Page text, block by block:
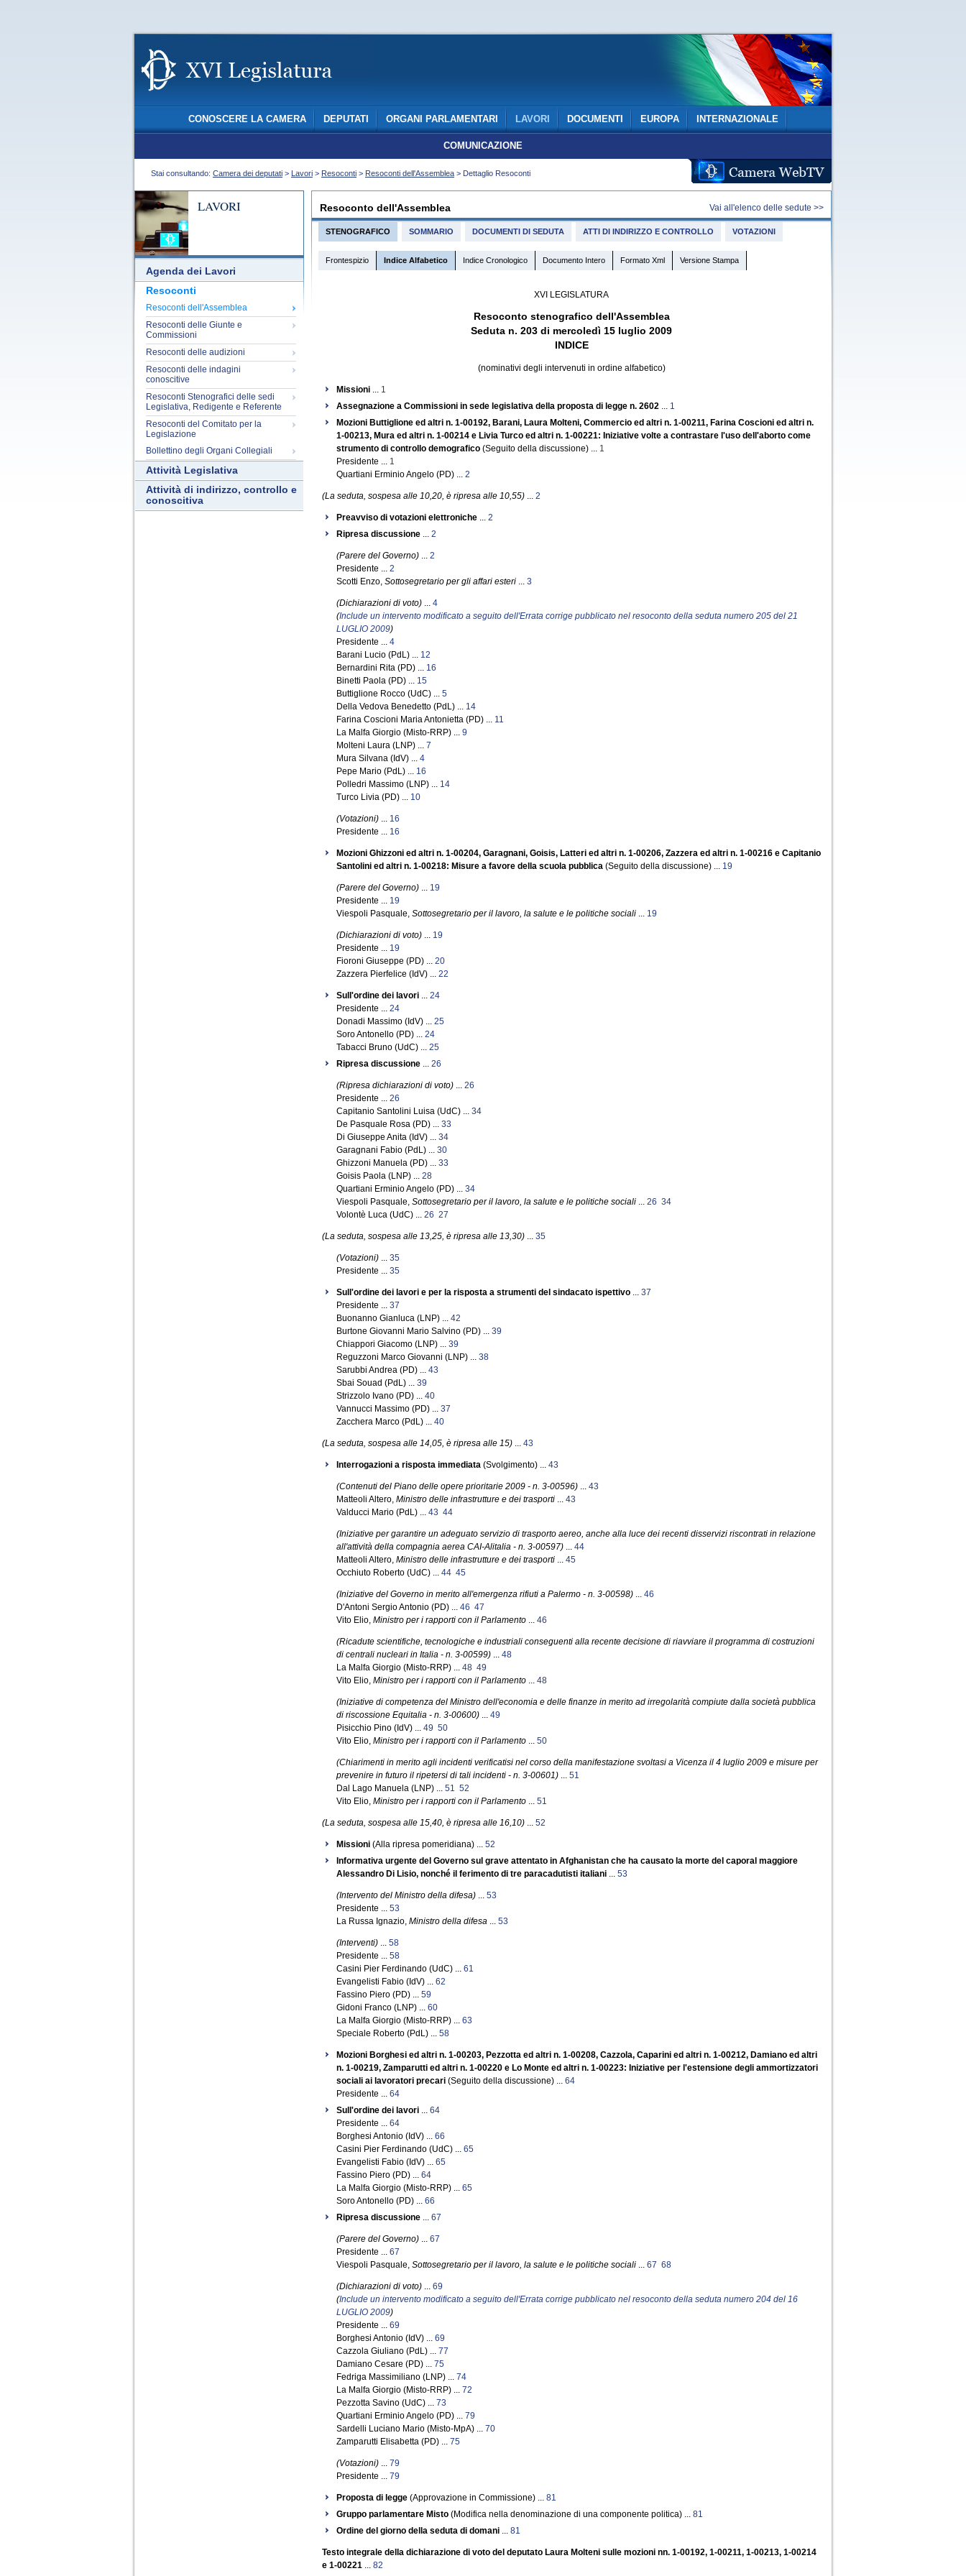
CONOSCERE LA CAMERA DEPUTATI ORGANI PARLAMENTARI LAVORI DOCUMENTI EUROPA INTERNAZIONALE
COMUNICAZIONE
Stai consultando: Camera dei deputati > Lavori > Resoconti > Resoconti dell'Assemblea > Dettaglio Resoconti
LAVORI
Agenda dei Lavori
Resoconti
Resoconti dell'Assemblea
Resoconti delle Giunte e
Commissioni
Resoconti delle audizioni
Resoconti delle indagini
conoscitive
Resoconti Stenografici delle sedi
Legislativa, Redigente e Referente
Resoconti del Comitato per la
Legislazione
Bollettino degli Organi Collegiali
Attività Legislativa
Attività di indirizzo, controllo e
conoscitiva
Resoconto dell'Assemblea Vai all'elenco delle sedute >>
STENOGRAFICO SOMMARIO DOCUMENTI DI SEDUTA ATTI DI INDIRIZZO E CONTROLLO VOTAZIONI
Frontespizio Indice Alfabetico Indice Cronologico Documento Intero Formato Xml Versione Stampa
XVI LEGISLATURA
Resoconto stenografico dell'Assemblea
Seduta n. 203 di mercoledì 15 luglio 2009
INDICE
(nominativi degli intervenuti in ordine alfabetico)
Missioni ... 1
Assegnazione a Commissioni in sede legislativa della proposta di legge n. 2602 ... 1
Mozioni Buttiglione ed altri n. 1-00192, Barani, Laura Molteni, Commercio ed altri n. 1-00211, Farina Coscioni ed altri n.
1-00213, Mura ed altri n. 1-00214 e Livia Turco ed altri n. 1-00221: Iniziative volte a contrastare l'uso dell'aborto come
strumento di controllo demografico (Seguito della discussione) ... 1
Presidente ... 1
Quartiani Erminio Angelo (PD) ... 2
(La seduta, sospesa alle 10,20, è ripresa alle 10,55) ... 2
Preavviso di votazioni elettroniche ... 2
Ripresa discussione ... 2
(Parere del Governo) ... 2
Presidente ... 2
Scotti Enzo, Sottosegretario per gli affari esteri ... 3
(Dichiarazioni di voto) ... 4
(Include un intervento modificato a seguito dell'Errata corrige pubblicato nel resoconto della seduta numero 205 del 21
LUGLIO 2009)
Presidente ... 4
Barani Lucio (PdL) ... 12
Bernardini Rita (PD) ... 16
Binetti Paola (PD) ... 15
Buttiglione Rocco (UdC) ... 5
Della Vedova Benedetto (PdL) ... 14
Farina Coscioni Maria Antonietta (PD) ... 11
La Malfa Giorgio (Misto-RRP) ... 9
Molteni Laura (LNP) ... 7
Mura Silvana (IdV) ... 4
Pepe Mario (PdL) ... 16
Polledri Massimo (LNP) ... 14
Turco Livia (PD) ... 10
(Votazioni) ... 16
Presidente ... 16
Mozioni Ghizzoni ed altri n. 1-00204, Garagnani, Goisis, Latteri ed altri n. 1-00206, Zazzera ed altri n. 1-00216 e Capitanio
Santolini ed altri n. 1-00218: Misure a favore della scuola pubblica (Seguito della discussione) ... 19
(Parere del Governo) ... 19
Presidente ... 19
Viespoli Pasquale, Sottosegretario per il lavoro, la salute e le politiche sociali ... 19
(Dichiarazioni di voto) ... 19
Presidente ... 19
Fioroni Giuseppe (PD) ... 20
Zazzera Pierfelice (IdV) ... 22
Sull'ordine dei lavori ... 24
Presidente ... 24
Donadi Massimo (IdV) ... 25
Soro Antonello (PD) ... 24
Tabacci Bruno (UdC) ... 25
Ripresa discussione ... 26
(Ripresa dichiarazioni di voto) ... 26
Presidente ... 26
Capitanio Santolini Luisa (UdC) ... 34
De Pasquale Rosa (PD) ... 33
Di Giuseppe Anita (IdV) ... 34
Garagnani Fabio (PdL) ... 30
Ghizzoni Manuela (PD) ... 33
Goisis Paola (LNP) ... 28
Quartiani Erminio Angelo (PD) ... 34
Viespoli Pasquale, Sottosegretario per il lavoro, la salute e le politiche sociali ... 26 34
Volontè Luca (UdC) ... 26 27
(La seduta, sospesa alle 13,25, è ripresa alle 13,30) ... 35
(Votazioni) ... 35
Presidente ... 35
Sull'ordine dei lavori e per la risposta a strumenti del sindacato ispettivo ... 37
Presidente ... 37
Buonanno Gianluca (LNP) ... 42
Burtone Giovanni Mario Salvino (PD) ... 39
Chiappori Giacomo (LNP) ... 39
Reguzzoni Marco Giovanni (LNP) ... 38
Sarubbi Andrea (PD) ... 43
Sbai Souad (PdL) ... 39
Strizzolo Ivano (PD) ... 40
Vannucci Massimo (PD) ... 37
Zacchera Marco (PdL) ... 40
(La seduta, sospesa alle 14,05, è ripresa alle 15) ... 43
Interrogazioni a risposta immediata (Svolgimento) ... 43
(Contenuti del Piano delle opere prioritarie 2009 - n. 3-00596) ... 43
Matteoli Altero, Ministro delle infrastrutture e dei trasporti ... 43
Valducci Mario (PdL) ... 43 44
(Iniziative per garantire un adeguato servizio di trasporto aereo, anche alla luce dei recenti disservizi riscontrati in relazione
all'attività della compagnia aerea CAI-Alitalia - n. 3-00597) ... 44
Matteoli Altero, Ministro delle infrastrutture e dei trasporti ... 45
Occhiuto Roberto (UdC) ... 44 45
(Iniziative del Governo in merito all'emergenza rifiuti a Palermo - n. 3-00598) ... 46
D'Antoni Sergio Antonio (PD) ... 46 47
Vito Elio, Ministro per i rapporti con il Parlamento ... 46
(Ricadute scientifiche, tecnologiche e industriali conseguenti alla recente decisione di riavviare il programma di costruzioni
di centrali nucleari in Italia - n. 3-00599) ... 48
La Malfa Giorgio (Misto-RRP) ... 48 49
Vito Elio, Ministro per i rapporti con il Parlamento ... 48
(Iniziative di competenza del Ministro dell'economia e delle finanze in merito ad irregolarità compiute dalla società pubblica
di riscossione Equitalia - n. 3-00600) ... 49
Pisicchio Pino (IdV) ... 49 50
Vito Elio, Ministro per i rapporti con il Parlamento ... 50
(Chiarimenti in merito agli incidenti verificatisi nel corso della manifestazione svoltasi a Vicenza il 4 luglio 2009 e misure per
prevenire in futuro il ripetersi di tali incidenti - n. 3-00601) ... 51
Dal Lago Manuela (LNP) ... 51 52
Vito Elio, Ministro per i rapporti con il Parlamento ... 51
(La seduta, sospesa alle 15,40, è ripresa alle 16,10) ... 52
Missioni (Alla ripresa pomeridiana) ... 52
Informativa urgente del Governo sul grave attentato in Afghanistan che ha causato la morte del caporal maggiore
Alessandro Di Lisio, nonché il ferimento di tre paracadutisti italiani ... 53
(Intervento del Ministro della difesa) ... 53
Presidente ... 53
La Russa Ignazio, Ministro della difesa ... 53
(Interventi) ... 58
Presidente ... 58
Casini Pier Ferdinando (UdC) ... 61
Evangelisti Fabio (IdV) ... 62
Fassino Piero (PD) ... 59
Gidoni Franco (LNP) ... 60
La Malfa Giorgio (Misto-RRP) ... 63
Speciale Roberto (PdL) ... 58
Mozioni Borghesi ed altri n. 1-00203, Pezzotta ed altri n. 1-00208, Cazzola, Caparini ed altri n. 1-00212, Damiano ed altri
n. 1-00219, Zamparutti ed altri n. 1-00220 e Lo Monte ed altri n. 1-00223: Iniziative per l'estensione degli ammortizzatori
sociali ai lavoratori precari (Seguito della discussione) ... 64
Presidente ... 64
Sull'ordine dei lavori ... 64
Presidente ... 64
Borghesi Antonio (IdV) ... 66
Casini Pier Ferdinando (UdC) ... 65
Evangelisti Fabio (IdV) ... 65
Fassino Piero (PD) ... 64
La Malfa Giorgio (Misto-RRP) ... 65
Soro Antonello (PD) ... 66
Ripresa discussione ... 67
(Parere del Governo) ... 67
Presidente ... 67
Viespoli Pasquale, Sottosegretario per il lavoro, la salute e le politiche sociali ... 67 68
(Dichiarazioni di voto) ... 69
(Include un intervento modificato a seguito dell'Errata corrige pubblicato nel resoconto della seduta numero 204 del 16
LUGLIO 2009)
Presidente ... 69
Borghesi Antonio (IdV) ... 69
Cazzola Giuliano (PdL) ... 77
Damiano Cesare (PD) ... 75
Fedriga Massimiliano (LNP) ... 74
La Malfa Giorgio (Misto-RRP) ... 72
Pezzotta Savino (UdC) ... 73
Quartiani Erminio Angelo (PD) ... 79
Sardelli Luciano Mario (Misto-MpA) ... 70
Zamparutti Elisabetta (PD) ... 75
(Votazioni) ... 79
Presidente ... 79
Proposta di legge (Approvazione in Commissione) ... 81
Gruppo parlamentare Misto (Modifica nella denominazione di una componente politica) ... 81
Ordine del giorno della seduta di domani ... 81
Testo integrale della dichiarazione di voto del deputato Laura Molteni sulle mozioni nn. 1-00192, 1-00211, 1-00213, 1-00214
e 1-00221 ... 82